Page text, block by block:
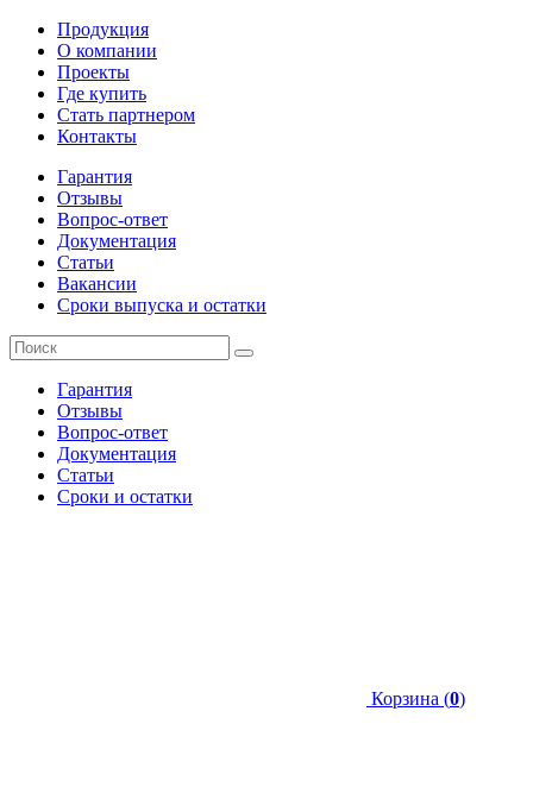
Продукция
О компании
Проекты
Где купить
Стать партнером
Контакты
Гарантия
Отзывы
Вопрос-ответ
Документация
Статьи
Вакансии
Сроки выпуска и остатки
Гарантия
Отзывы
Вопрос-ответ
Документация
Статьи
Сроки и остатки
Корзина (0)